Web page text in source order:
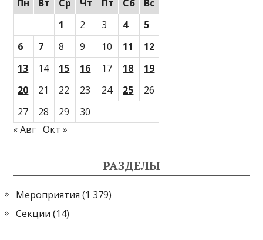
Пн Вт Ср Чт Пт Сб
Вс
1
2 3 4
5
6
7 8 9 10 11
12
13
14 15 16 17 18
19
20
21 22 23 24 25
26
27
28 29
30
« Авг Окт »
РАЗДЕЛЫ
Мероприятия (1 379)
Секции (14)